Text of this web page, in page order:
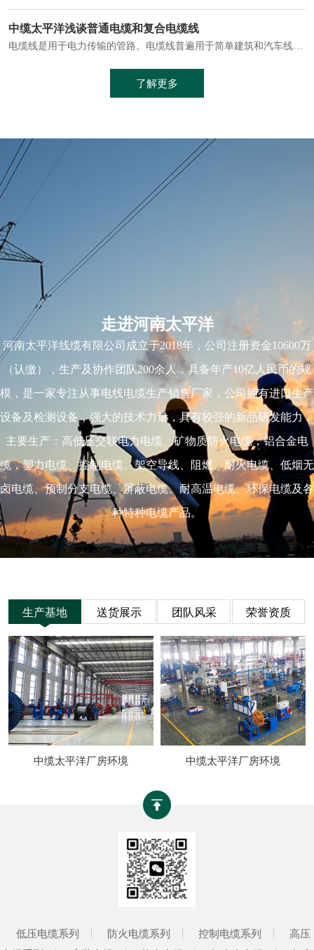
中缆太平洋浅谈普通电缆和复合电缆线
电缆线是用于电力传输的管路。电缆线普遍用于简单建筑和汽车线材，作为能源输送缆线，电缆线的复杂结构勿庸置疑。根据目标功能，电缆线具有以下一些特点：建筑用和车用线材要求轻质、大批量生产、价格低廉、具有相当的电学和力学性能和长时间的耐老化性能；工业用线材必须具有符合客户要求的性能；
了解更多
走进河南太平洋
河南太平洋线缆有限公司成立于2018年，公司注册资金10600万
（认缴），生产及协作团队200余人，具备年产10亿人民币的规
模，是一家专注从事电线电缆生产销售厂家，公司拥有进口生产
设备及检测设备，强大的技术力量，具有较强的新品研发能力，
主要生产：高低压交联电力电缆、矿物质防火电缆，铝合金电
缆，塑力电缆、控制电缆、架空导线、阻燃、耐火电缆、低烟无
卤电缆、预制分支电缆、屏蔽电缆、耐高温电缆、环保电缆及各
种特种电缆产品。
生产基地 送货展示 团队风采 荣誉资质
中缆太平洋厂房环境 中缆太平洋厂房环境
低压电缆系列 防火电缆系列 控制电缆系列
高压